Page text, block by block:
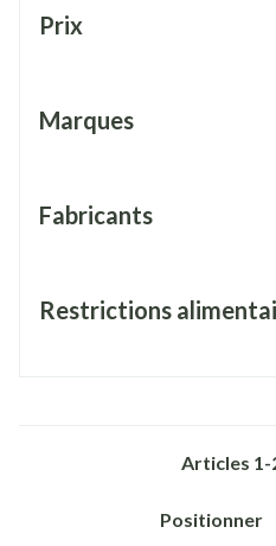
Prix
Marques
Fabricants
Restrictions
Articles 1-
Trier par: